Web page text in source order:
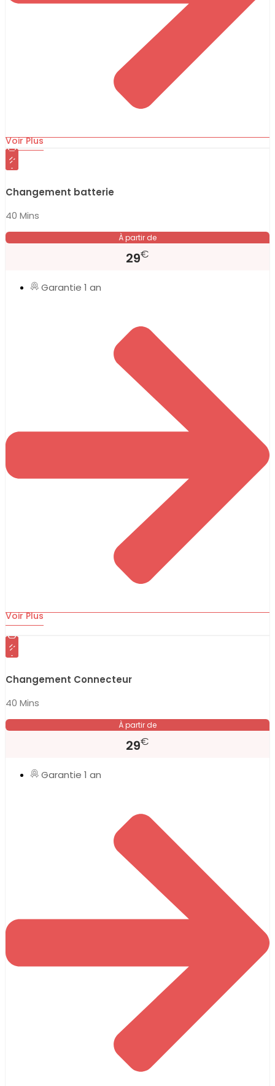
Voir Plus
Changement batterie
40 Mins
À partir de
29€
Garantie 1 an
Voir Plus
Changement Connecteur
40 Mins
À partir de
29€
Garantie 1 an